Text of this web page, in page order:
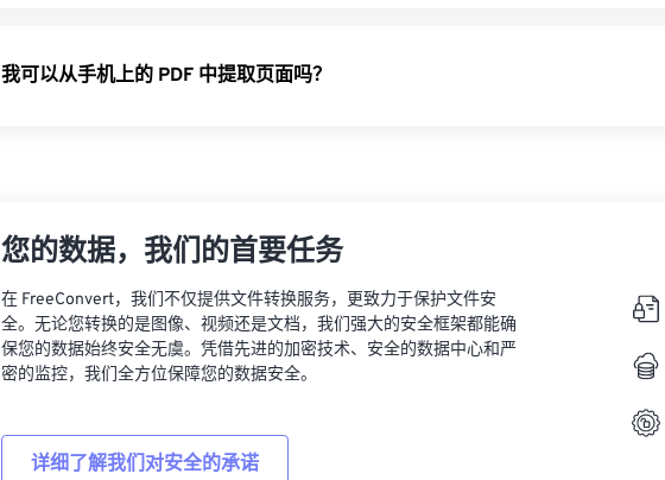
我可以从手机上的 PDF 中提取页面吗？
您的数据，我们的首要任务
在 FreeConvert，我们不仅提供文件转换服务，更致力于保护文件安
全。无论您转换的是图像、视频还是文档，我们强大的安全框架都能确
保您的数据始终安全无虞。凭借先进的加密技术、安全的数据中心和严
密的监控，我们全方位保障您的数据安全。
详细了解我们对安全的承诺